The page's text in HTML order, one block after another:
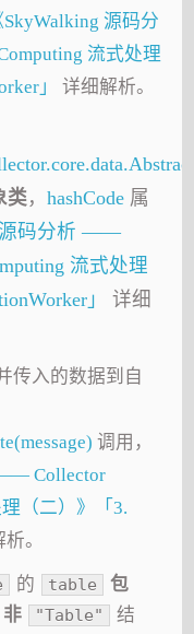
SkyWalking 源码分
流式处理
」
详细解析。
类，hashCode 属
源码分析 ——
流式处理
」
详细
传入的数据到自
调用，
—— Collector
（二）》「3.
。
的 table
包
非 "Table"
结